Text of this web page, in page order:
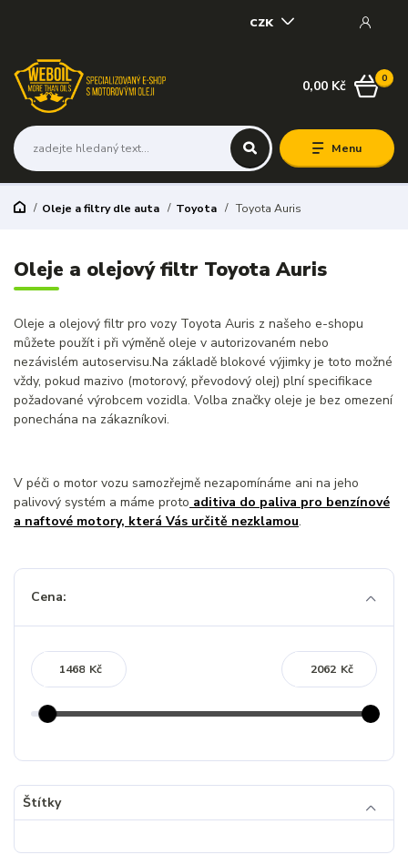
Menu
CZK
0
0,00 Kč
Oleje a filtry dle auta Toyota Toyota Auris
Oleje a olejový filtr Toyota Auris
Oleje a olejový filtr pro vozy Toyota Auris z našeho e-shopu
můžete použít i při výměně oleje v autorizovaném nebo
nezávislém autoservisu.Na základě blokové výjimky je toto možné
vždy, pokud mazivo (motorový, převodový olej) plní specifikace
požadované výrobcem vozidla. Volba značky oleje je bez omezení
ponechána na zákazníkovi.
V péči o motor vozu samozřejmě nezapomínáme ani na jeho
palivový systém a máme proto aditiva do paliva pro benzínové
a naftové motory, která Vás určitě nezklamou.
Cena:
Kč Kč
Štítky